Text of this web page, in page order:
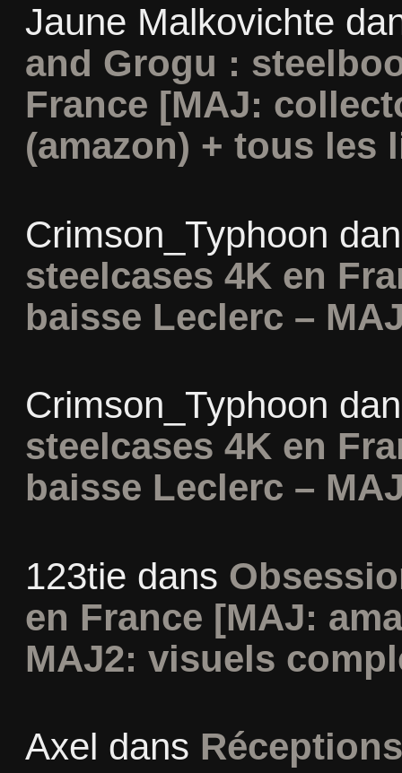
Jaune Malkovichte
and Grogu :
France [MAJ:
(amazon) + tous les
Crimson_Typhoon
steelcases 4K en
baisse Leclerc –
Crimson_Typhoon
steelcases 4K en
baisse Leclerc –
123tie dans
en France [MAJ:
MAJ2: visuels
Axel dans